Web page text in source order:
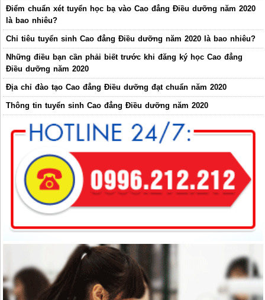
Điểm chuẩn xét tuyển học bạ vào Cao đẳng Điều dưỡng năm 2020
là bao nhiêu?
Chỉ tiêu tuyển sinh Cao đẳng Điều dưỡng năm 2020 là bao nhiêu?
Những điều bạn cần phải biết trước khi đăng ký học Cao đẳng
Điều dưỡng năm 2020
Địa chỉ đào tạo Cao đẳng Điều dưỡng đạt chuẩn năm 2020
Thông tin tuyển sinh Cao đẳng Điều dưỡng năm 2020